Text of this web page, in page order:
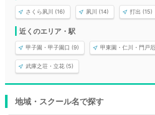
さくら夙川 (16) 夙川 (14) 打出 (15)
近くのエリア・駅
甲子園・甲子園口 (9) 甲東園・仁川・門戸
武庫之荘・立花 (5)
地域・スクール名で探す